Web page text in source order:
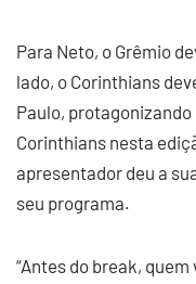
Para Neto, o Grêmio
lado, o Corinthians
Paulo,
Corinthians nesta
apresentador deu a
seu programa.
“Antes do break,